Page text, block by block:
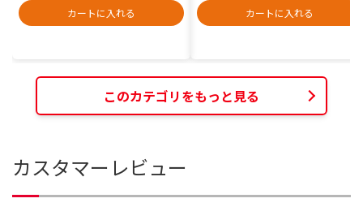
カートに入れる
カートに入れる
このカテゴリをもっと見る
カスタマーレビュー